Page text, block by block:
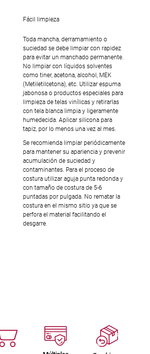
Fácil limpieza
Toda mancha, derramamiento o
suciedad se debe limpiar con rapidez
para evitar un manchado permanente.
No limpiar con líquidos solventes
como tiner, acetona, alcohol, MEK
(Metiletilcetona), etc. Utilizar espuma
jabonosa o productos especiales para
limpieza de telas vinílicas y retirarlas
con tela blanca limpia y ligeramente
humedecida. Aplicar silicona para
tapiz, por lo menos una vez al mes.
Se recomienda limpiar periódicamente
para mantener su apariencia y prevenir
acumulación de suciedad y
contaminantes. Para el proceso de
costura utilizar aguja punta redonda y
con tamaño de costura de 5-6
puntadas por pulgada. No rematar la
costura en el mismo sitio ya que se
perfora el material facilitando el
desgarre.